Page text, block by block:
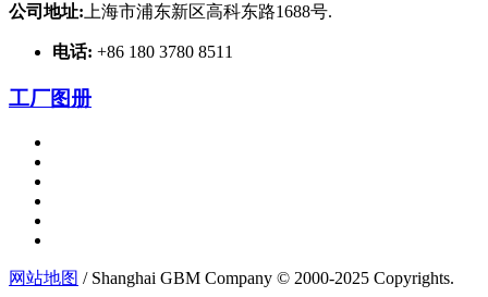
公司地址: 上海市浦东新区高科东路1688号.
电话: +86 180 3780 8511
工厂图册
网站地图 / Shanghai GBM Company © 2000-2025 Copyrights.